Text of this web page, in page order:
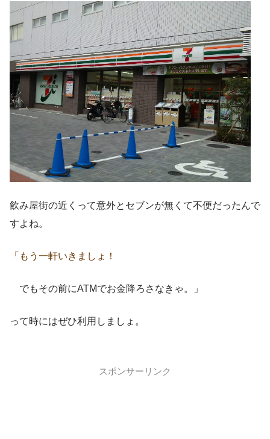
飲み屋街の近くって意外とセブンが無くて不便だったんで
すよね。
「もう一軒いきましょ！
でもその前にATMでお金降ろさなきゃ。」
って時にはぜひ利用しましょ。
スポンサーリンク